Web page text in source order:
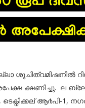
ശുചിത്വമിഷനിൽ
ക്ഷണിച്ചു. ല
ആ൪പി-1,